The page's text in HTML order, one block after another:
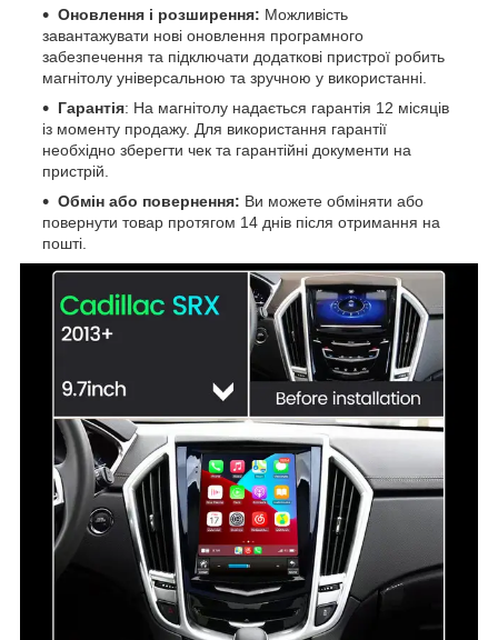
Оновлення і розширення: Можливість
завантажувати нові оновлення програмного
забезпечення та підключати додаткові пристрої робить
магнітолу універсальною та зручною у використанні.
Гарантія: На магнітолу надається гарантія 12 місяців
із моменту продажу. Для використання гарантії
необхідно зберегти чек та гарантійні документи на
пристрій.
Обмін або повернення: Ви можете обміняти або
повернути товар протягом 14 днів після отримання на
пошті.